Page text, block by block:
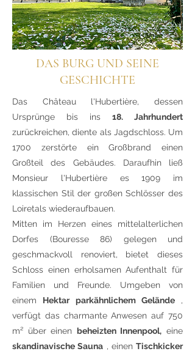
DAS BURG UND SEINE
GESCHICHTE
Das Château l'Hubertière, dessen
Ursprünge bis ins 18. Jahrhundert
zurückreichen, diente als Jagdschloss. Um
1700 zerstörte ein Großbrand einen
Großteil des Gebäudes. Daraufhin ließ
Monsieur l'Hubertière es 1909 im
klassischen Stil der großen Schlösser des
Loiretals wiederaufbauen.
Mitten im Herzen eines mittelalterlichen
Dorfes (Bouresse 86) gelegen und
geschmackvoll renoviert, bietet dieses
Schloss einen erholsamen Aufenthalt für
Familien und Freunde. Umgeben von
einem Hektar parkähnlichem Gelände,
verfügt das charmante Anwesen auf 750
m² über einen beheizten Innenpool, eine
skandinavische Sauna , einen Tischkicker